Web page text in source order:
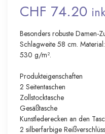
CHF 74.20
Besonders robuste Damen-
Schlagweite 58 cm.
530 g/m².
Produkteigenschaften
2 Seitentaschen
Zollstocktasche
Gesäßtasche
Kunstlederecken an den
2 silberfarbige